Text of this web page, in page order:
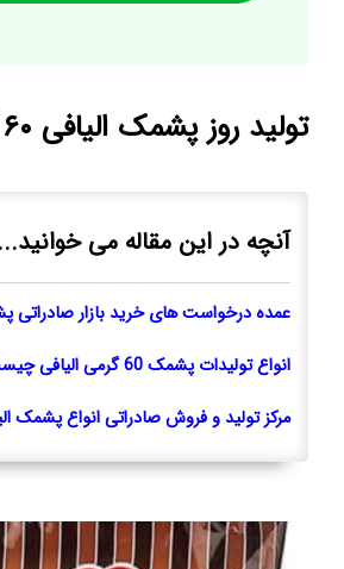
تولید روز پشمک الیافی ۶۰ گرم صادراتی
آنچه در این مقاله می خوانید...
عمده درخواست های خرید بازار
انواع تولیدات پشمک 60 گرمی الیافی چیست؟
مرکز تولید و فروش صادراتی انواع پشمک